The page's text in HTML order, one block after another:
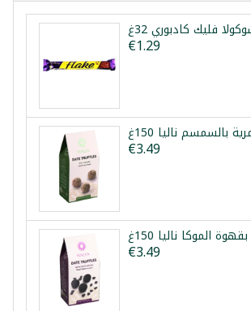
فليك كادبوري 32غ
€1.29
بالسمسم نالیا 150غ
€3.49
الموكا نالیا 150غ
€3.49